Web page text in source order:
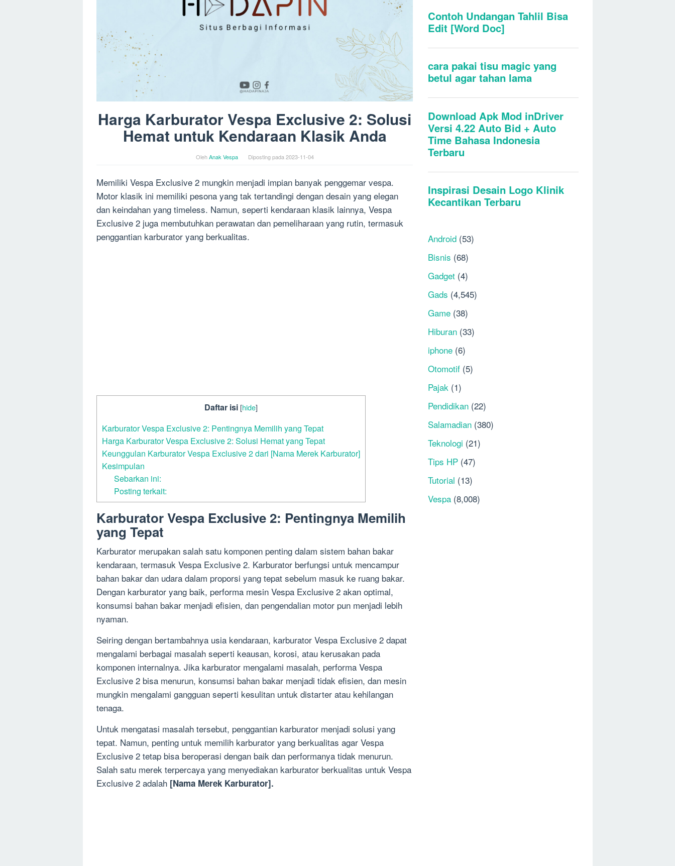
Harga Karburator Vespa Exclusive 2: Solusi
Hemat untuk Kendaraan Klasik Anda
OlehAnak Vespa Diposting pada2023-11-04
Memiliki Vespa Exclusive 2 mungkin menjadi impian banyak penggemar vespa.
Motor klasik ini memiliki pesona yang tak tertandingi dengan desain yang elegan
dan keindahan yang timeless. Namun, seperti kendaraan klasik lainnya, Vespa
Exclusive 2 juga membutuhkan perawatan dan pemeliharaan yang rutin, termasuk
penggantian karburator yang berkualitas.
Daftar isi [hide]
Karburator Vespa Exclusive 2: Pentingnya Memilih yang Tepat
Harga Karburator Vespa Exclusive 2: Solusi Hemat yang Tepat
Keunggulan Karburator Vespa Exclusive 2 dari [Nama Merek Karburator]
Kesimpulan
Sebarkan ini:
Posting terkait:
Karburator Vespa Exclusive 2: Pentingnya Memilih
yang Tepat
Karburator merupakan salah satu komponen penting dalam sistem bahan bakar
kendaraan, termasuk Vespa Exclusive 2. Karburator berfungsi untuk mencampur
bahan bakar dan udara dalam proporsi yang tepat sebelum masuk ke ruang bakar.
Dengan karburator yang baik, performa mesin Vespa Exclusive 2 akan optimal,
konsumsi bahan bakar menjadi efisien, dan pengendalian motor pun menjadi lebih
nyaman.
Seiring dengan bertambahnya usia kendaraan, karburator Vespa Exclusive 2 dapat
mengalami berbagai masalah seperti keausan, korosi, atau kerusakan pada
komponen internalnya. Jika karburator mengalami masalah, performa Vespa
Exclusive 2 bisa menurun, konsumsi bahan bakar menjadi tidak efisien, dan mesin
mungkin mengalami gangguan seperti kesulitan untuk distarter atau kehilangan
tenaga.
Untuk mengatasi masalah tersebut, penggantian karburator menjadi solusi yang
tepat. Namun, penting untuk memilih karburator yang berkualitas agar Vespa
Exclusive 2 tetap bisa beroperasi dengan baik dan performanya tidak menurun.
Salah satu merek terpercaya yang menyediakan karburator berkualitas untuk Vespa
Exclusive 2 adalah [Nama Merek Karburator].
Android (53)
Bisnis (68)
Gadget (4)
Gads (4,545)
Game (38)
Hiburan (33)
iphone (6)
Otomotif (5)
Pajak (1)
Pendidikan (22)
Salamadian (380)
Teknologi (21)
Tips HP (47)
Tutorial (13)
Vespa (8,008)